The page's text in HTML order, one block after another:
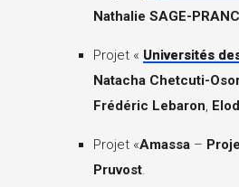
Nathalie SAGE-
Projet « Universités
Natacha Chetcuti-
Frédéric Lebaron,
Projet «Amassa–
Pruvost.